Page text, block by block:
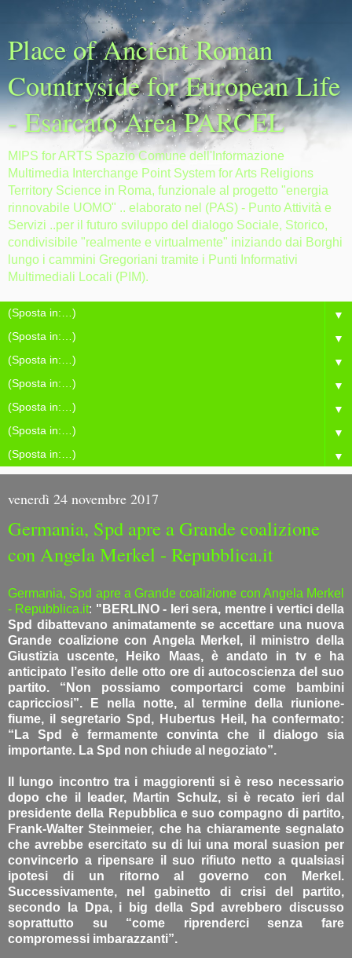
Place of Ancient Roman
Countryside for European Life
- Esarcato Area PARCEL
MIPS for ARTS Spazio Comune dell'Informazione
Multimedia Interchange Point System for Arts Religions
Territory Science in Roma, funzionale al progetto "energia
rinnovabile UOMO" .. elaborato nel (PAS) - Punto Attività e
Servizi ..per il futuro sviluppo del dialogo Sociale, Storico,
condivisibile "realmente e virtualmente" iniziando dai Borghi
lungo i cammini Gregoriani tramite i Punti Informativi
Multimediali Locali (PIM).
▼
▼
▼
▼
▼
▼
▼
venerdì 24 novembre 2017
Germania, Spd apre a Grande coalizione
con Angela Merkel - Repubblica.it
Germania, Spd apre a Grande coalizione con Angela Merkel
- Repubblica.it: "BERLINO - Ieri sera, mentre i vertici della
Spd dibattevano animatamente se accettare una nuova
Grande coalizione con Angela Merkel, il ministro della
Giustizia uscente, Heiko Maas, è andato in tv e ha
anticipato l’esito delle otto ore di autocoscienza del suo
partito. “Non possiamo comportarci come bambini
capricciosi”. E nella notte, al termine della riunione-
fiume, il segretario Spd, Hubertus Heil, ha confermato:
“La Spd è fermamente convinta che il dialogo sia
importante. La Spd non chiude al negoziato”.
Il lungo incontro tra i maggiorenti si è reso necessario
dopo che il leader, Martin Schulz, si è recato ieri dal
presidente della Repubblica e suo compagno di partito,
Frank-Walter Steinmeier, che ha chiaramente segnalato
che avrebbe esercitato su di lui una moral suasion per
convincerlo a ripensare il suo rifiuto netto a qualsiasi
ipotesi di un ritorno al governo con Merkel.
Successivamente, nel gabinetto di crisi del partito,
secondo la Dpa, i big della Spd avrebbero discusso
soprattutto su “come riprenderci senza fare
compromessi imbarazzanti”.